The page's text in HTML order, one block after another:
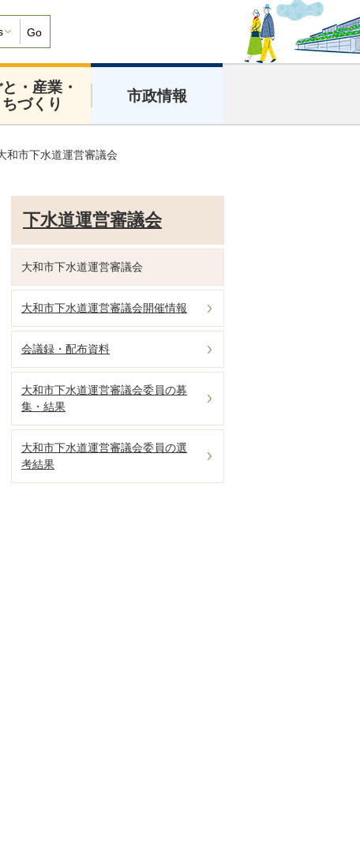
Go
・産業・
ちづくり
市政情報
和市下水道運営審議会
下水道運営審議会
大和市下水道運営審議会
大和市下水道運営審議会開催情報
会議録・配布資料
大和市下水道運営審議会委員の募
集・結果
大和市下水道運営審議会委員の選
考結果